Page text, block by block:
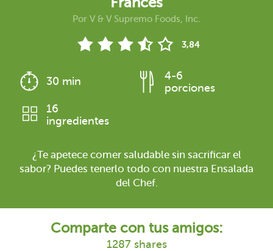
Por V & V Supremo Foods, Inc.
3,84
30 min
4-6
porciones
16
ingredientes
¿Te apetece comer saludable sin sacrificar el
sabor? Puedes tenerlo todo con nuestra Ensalada
del Chef.
Comparte con tus amigos:
1287 shares